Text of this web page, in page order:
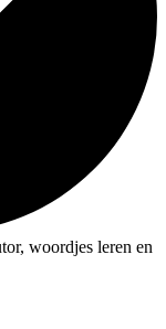
woordjes leren en